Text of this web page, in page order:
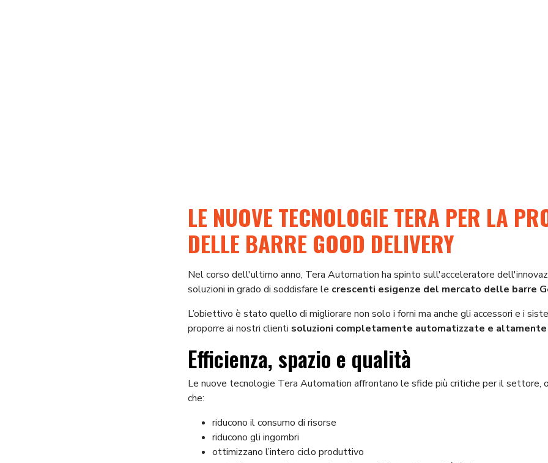
LE NUOVE TECNOLOGIE TERA PER LA
DELLE BARRE GOOD DELIVERY
Nel corso dell'ultimo anno, Tera Automation ha spinto sull'acceleratore
soluzioni in grado di soddisfare le crescenti esigenze del mercato delle barre
L’obiettivo è stato quello di migliorare non solo i forni ma anche gli accessori e i
proporre ai nostri clienti soluzioni completamente automatizzate e
Efficienza, spazio e qualità
Le nuove tecnologie Tera Automation affrontano le sfide più critiche per il settore,
che:
riducono il consumo di risorse
riducono gli ingombri
ottimizzano l’intero ciclo produttivo